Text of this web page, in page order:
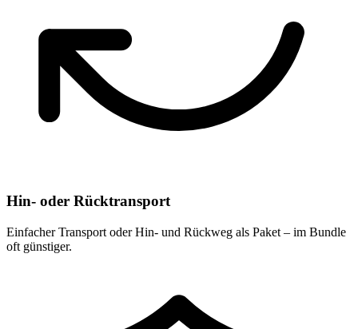
Hin- oder Rücktransport
Einfacher Transport oder Hin- und Rückweg als Paket – im Bundle
oft günstiger.